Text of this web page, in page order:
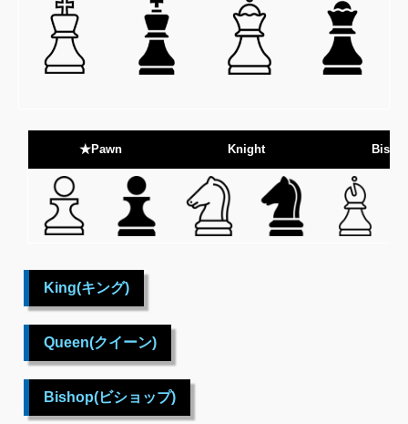
★Pawn Knight
King(キング)
Queen(クイーン)
Bishop(ビショップ)